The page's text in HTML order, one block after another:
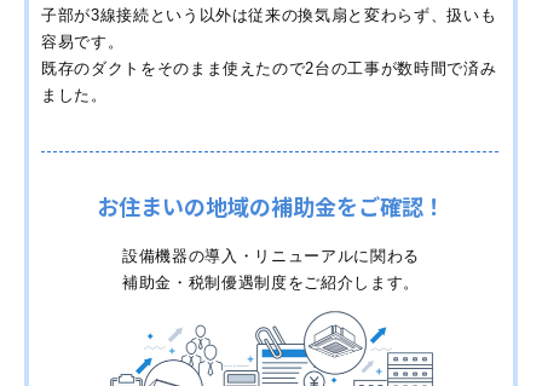
子部が3線接続という以外は従来の換気扇と変わらず、扱いも
容易です。
既存のダクトをそのまま使えたので2台の工事が数時間で済み
ました。
お住まいの地域の補助金をご確認！
設備機器の導入・リニューアルに関わる
補助金・税制優遇制度をご紹介します。